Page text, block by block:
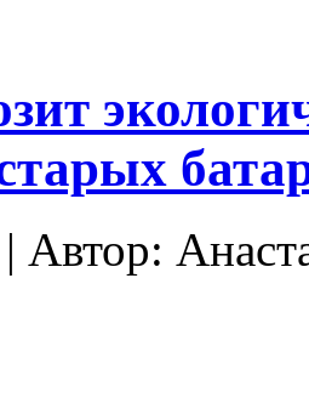
| Автор: